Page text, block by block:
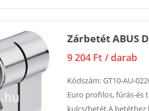
Zárbetét ABUS
9 204 Ft / darab
Kódszám:GT10-AU-
Euro profilos, fúrás-és
kulcs/betét.A